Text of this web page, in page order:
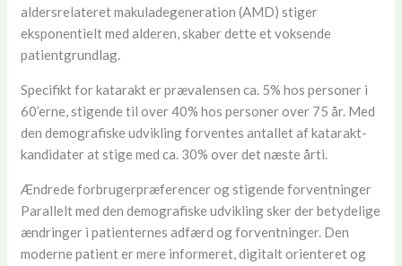
aldersrelateret makuladegeneration (AMD) stiger
eksponentielt med alderen, skaber dette et voksende
patientgrundlag.
Specifikt for katarakt er prævalensen ca. 5% hos personer i
60’erne, stigende til over 40% hos personer over 75 år. Med
den demografiske udvikling forventes antallet af katarakt-
kandidater at stige med ca. 30% over det næste årti.
Ændrede forbrugerpræferencer og stigende forventninger
Parallelt med den demografiske udvikling sker der betydelige
ændringer i patienternes adfærd og forventninger. Den
moderne patient er mere informeret, digitalt orienteret og